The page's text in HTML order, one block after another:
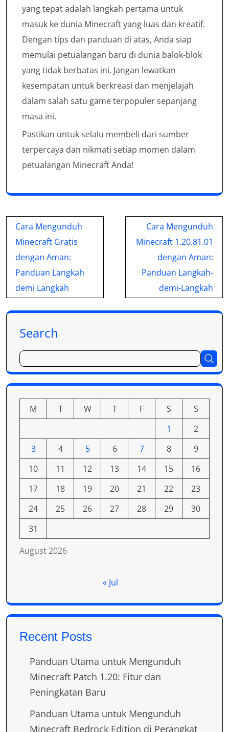
yang tepat adalah langkah pertama untuk
masuk ke dunia Minecraft yang luas dan kreatif.
Dengan tips dan panduan di atas, Anda siap
memulai petualangan baru di dunia balok-blok
yang tidak berbatas ini. Jangan lewatkan
kesempatan untuk berkreasi dan menjelajah
dalam salah satu game terpopuler sepanjang
masa ini.
Pastikan untuk selalu membeli dari sumber
terpercaya dan nikmati setiap momen dalam
petualangan Minecraft Anda!
Post
navigation
Cara Mengunduh
Minecraft Gratis
dengan Aman:
Panduan Langkah
demi Langkah
Cara Mengunduh
Minecraft 1.20.81.01
dengan Aman:
Panduan Langkah-
demi-Langkah
Search
August 2026
M T W T F S
S
1
2
3
4 5 6 7 8
9
10
11 12 13 14 15
16
17
18 19 20 21 22
23
24
25 26 27 28 29
30
31
« Jul
Recent Posts
Panduan Utama untuk Mengunduh
Minecraft Patch 1.20: Fitur dan
Peningkatan Baru
Panduan Utama untuk Mengunduh
Minecraft Bedrock Edition di Perangkat